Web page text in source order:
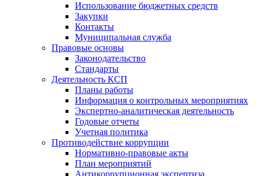
Использование бюджетных средств
Закупки
Контакты
Муниципальная служба
Правовые основы
Законодательство
Стандарты
Деятельность КСП
Планы работы
Информация о контрольных мероприятиях
Экспертно-аналитическая деятельность
Годовые отчеты
Учетная политика
Противодействие коррупции
Нормативно-правовые акты
План мероприятий